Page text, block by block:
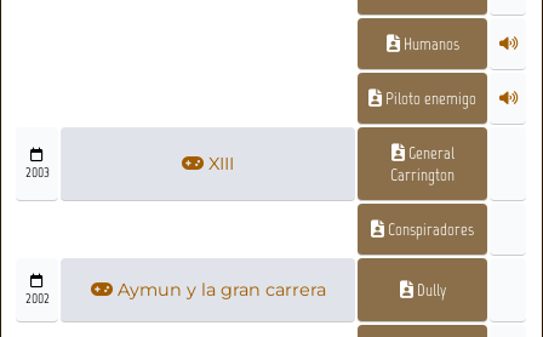
Humanos
Piloto enemigo
2003 XIII
General
Carrington
Conspiradores
2002 Aymun y la gran carrera Dully